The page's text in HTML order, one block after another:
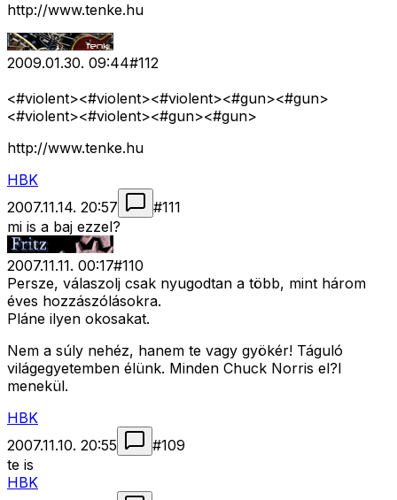
http://www.tenke.hu
2009.01.30. 09:44#112
<#violent><#violent><#violent><#gun><#gun>
<#violent><#violent><#gun><#gun>
http://www.tenke.hu
HBK
2007.11.14. 20:57
#111
mi is a baj ezzel?
2007.11.11. 00:17#110
Persze, válaszolj csak nyugodtan a több, mint három
éves hozzászólásokra.
Pláne ilyen okosakat.
Nem a súly nehéz, hanem te vagy gyökér! Táguló
világegyetemben élünk. Minden Chuck Norris el?l
menekül.
HBK
2007.11.10. 20:55
#109
te is
HBK